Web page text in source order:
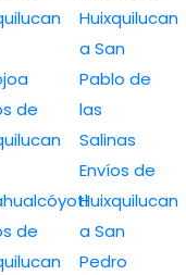
de
de
Huixquilucan
a San
Pablo de
las
Salinas
Envíos de
Huixquilucan
a San
Pedro